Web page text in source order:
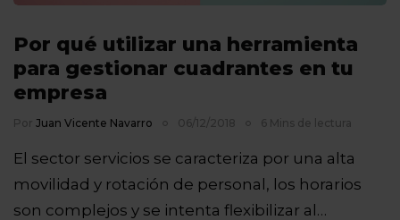
Por qué utilizar una herramienta
para gestionar cuadrantes en tu
empresa
Por Juan Vicente Navarro 06/12/2018 6 Mins de lectura
El sector servicios se caracteriza por una alta
movilidad y rotación de personal, los horarios
son complejos y se intenta flexibilizar al…